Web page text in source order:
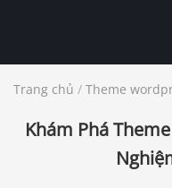
Trang chủ / Theme
Khám Phá